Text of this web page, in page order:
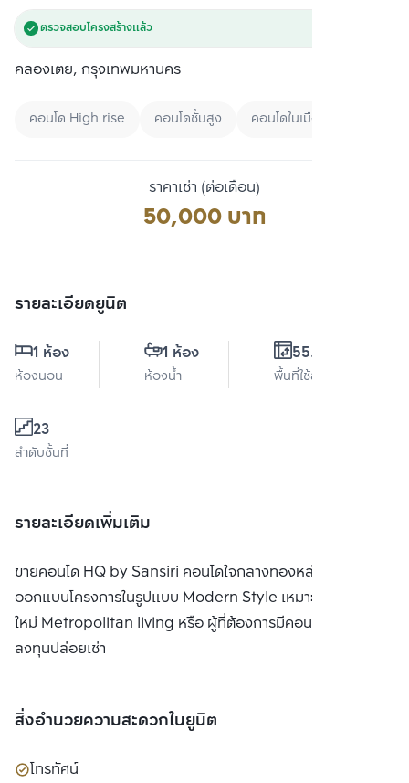
ตรวจสอบโครงสร้างแล้ว
คลองเตย, กรุงเทพมหานคร
คอนโด High rise คอนโดชั้นสูง คอนโดในเมือง
ราคาเช่า (ต่อเดือน)
50,000 บาท
รายละเอียดยูนิต
1 ห้อง
ห้องนอน
1 ห้อง
ห้องน้ำ
55.5 ตร.ม.
พื้นที่ใช้สอย
23
ลำดับชั้นที่
รายละเอียดเพิ่มเติม
ขายคอนโด HQ by Sansiri คอนโดใจกลางทองหล่อ ด้วยการ
ออกแบบโครงการในรูปแบบ Modern Style เหมาะสำหรับคนรุ่น
ใหม่ Metropolitan living หรือ ผู้ที่ต้องการมีคอนใดไว้เพื่อ
ลงทุนปล่อยเช่า
สิ่งอำนวยความสะดวกในยูนิต
โทรทัศน์